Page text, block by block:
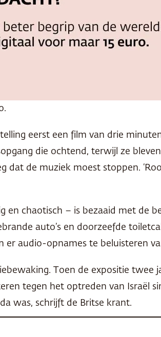
eerst een film van drie
die ochtend, terwijl ze
de muziek moest stoppen.
en chaotisch – is bezaaid met de
auto’s en doorzeefde
er audio-opnames te beluisteren
Toen de expositie
tegen het optreden van Israël
was, schrijft de Britse krant.